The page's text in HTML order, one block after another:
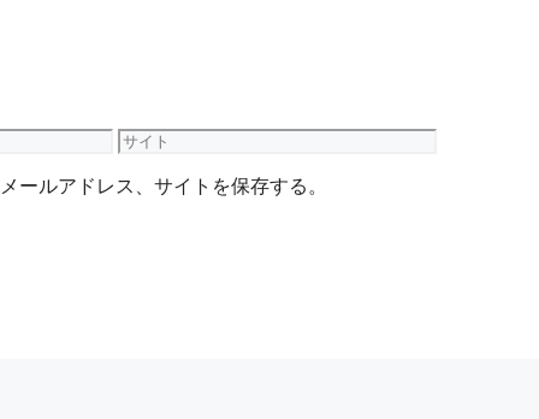
サ
ト
ールアドレス、サイトを保存する。